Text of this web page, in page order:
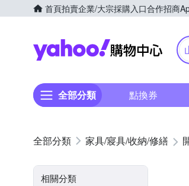
首頁拍賣企業/大宗採購入口合作招商
全部分類 點換券
家具/寢具/收納/修繕
相關分類